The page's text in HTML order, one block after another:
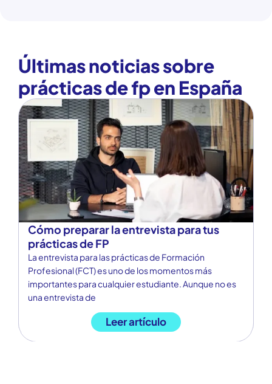
Últimas noticias sobre
prácticas de fp en España
Cómo preparar la entrevista para tus
prácticas de FP
La entrevista para las prácticas de Formación
Profesional (FCT) es uno de los momentos más
importantes para cualquier estudiante. Aunque no es
una entrevista de
Leer artículo